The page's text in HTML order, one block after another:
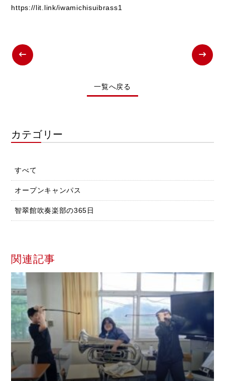
https://lit.link/iwamichisuibrass1
一覧へ戻る
カテゴリー
すべて
オープンキャンパス
智翠館吹奏楽部の365日
関連記事